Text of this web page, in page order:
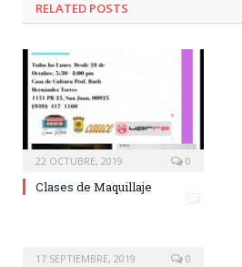
RELATED POSTS
22 OCTUBRE, 2019 0
Clases de Maquillaje
17 SEPTIEMBRE, 2019 0